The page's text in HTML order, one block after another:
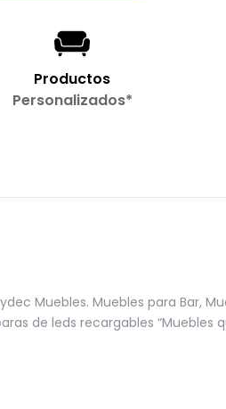
cantidad
Productos
Personalizados*
Muebles. Muebles para Bar,
de leds recargables “Muebles